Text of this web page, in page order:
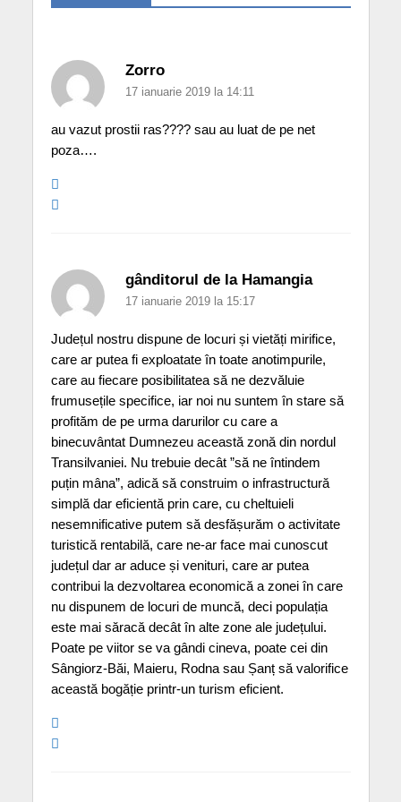
Zorro
17 ianuarie 2019 la 14:11
au vazut prostii ras???? sau au luat de pe net
poza….
gânditorul de la Hamangia
17 ianuarie 2019 la 15:17
Județul nostru dispune de locuri și vietăți mirifice,
care ar putea fi exploatate în toate anotimpurile,
care au fiecare posibilitatea să ne dezvăluie
frumusețile specifice, iar noi nu suntem în stare să
profităm de pe urma darurilor cu care a
binecuvântat Dumnezeu această zonă din nordul
Transilvaniei. Nu trebuie decât ”să ne întindem
puțin mâna”, adică să construim o infrastructură
simplă dar eficientă prin care, cu cheltuieli
nesemnificative putem să desfășurăm o activitate
turistică rentabilă, care ne-ar face mai cunoscut
județul dar ar aduce și venituri, care ar putea
contribui la dezvoltarea economică a zonei în care
nu dispunem de locuri de muncă, deci populația
este mai săracă decât în alte zone ale județului.
Poate pe viitor se va gândi cineva, poate cei din
Sângiorz-Băi, Maieru, Rodna sau Șanț să valorifice
această bogăție printr-un turism eficient.